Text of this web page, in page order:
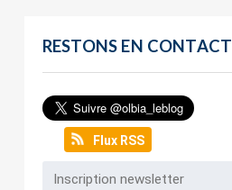
RESTONS EN CONTACT
Flux RSS